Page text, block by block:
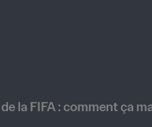
la FIFA : comment ça